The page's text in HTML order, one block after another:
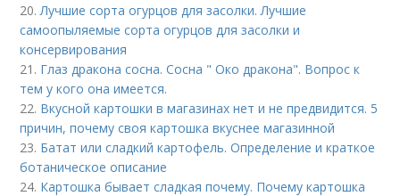
20. Лучшие сорта огурцов для засолки. Лучшие
самоопыляемые сорта огурцов для засолки и
консервирования
21. Глаз дракона сосна. Сосна " Око дракона". Вопрос к
тем у кого она имеется.
22. Вкусной картошки в магазинах нет и не предвидится. 5
причин, почему своя картошка вкуснее магазинной
23. Батат или сладкий картофель. Определение и краткое
ботаническое описание
24. Картошка бывает сладкая почему. Почему картошка